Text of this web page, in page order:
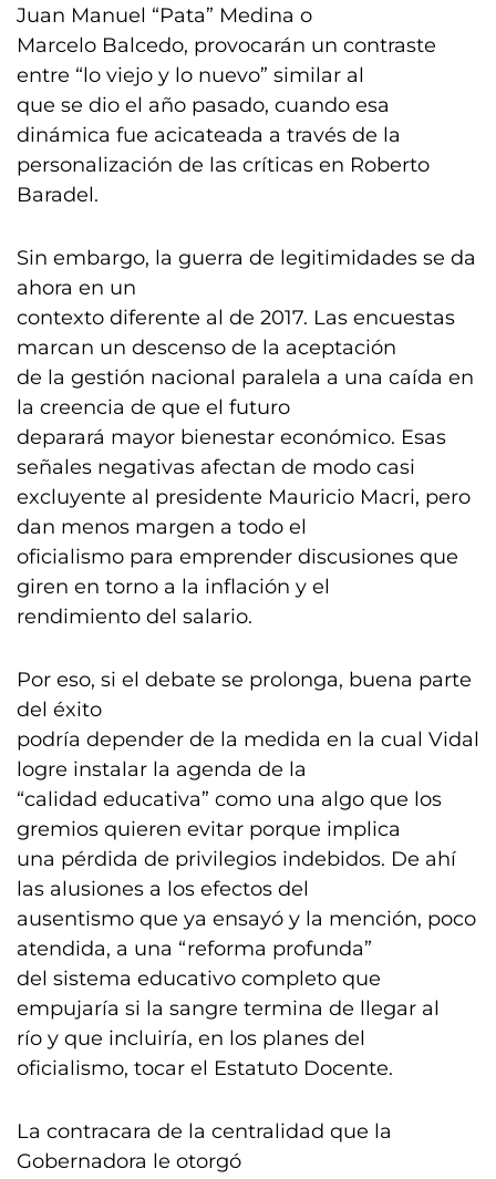
Juan Manuel “Pata” Medina o
Marcelo Balcedo, provocarán un contraste
entre “lo viejo y lo nuevo” similar al
que se dio el año pasado, cuando esa
dinámica fue acicateada a través de la
personalización de las críticas en Roberto
Baradel.
Sin embargo, la guerra de legitimidades se da
ahora en un
contexto diferente al de 2017. Las encuestas
marcan un descenso de la aceptación
de la gestión nacional paralela a una caída en
la creencia de que el futuro
deparará mayor bienestar económico. Esas
señales negativas afectan de modo casi
excluyente al presidente Mauricio Macri, pero
dan menos margen a todo el
oficialismo para emprender discusiones que
giren en torno a la inflación y el
rendimiento del salario.
Por eso, si el debate se prolonga, buena parte
del éxito
podría depender de la medida en la cual Vidal
logre instalar la agenda de la
“calidad educativa” como una algo que los
gremios quieren evitar porque implica
una pérdida de privilegios indebidos. De ahí
las alusiones a los efectos del
ausentismo que ya ensayó y la mención, poco
atendida, a una “reforma profunda”
del sistema educativo completo que
empujaría si la sangre termina de llegar al
río y que incluiría, en los planes del
oficialismo, tocar el Estatuto Docente.
La contracara de la centralidad que la
Gobernadora le otorgó